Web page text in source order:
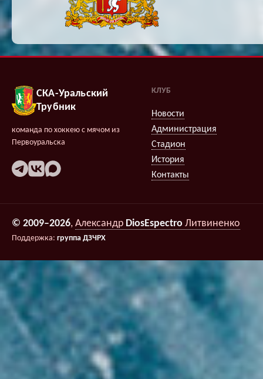
СКА-Уральский
Трубник
команда по хоккею с мячом из
Первоуральска
КЛУБ
Новости
Администрация
Стадион
История
Контакты
© 2009–2026, Александр DiosEspectro Литвиненко
Поддержка: группа ДЗЧРХ